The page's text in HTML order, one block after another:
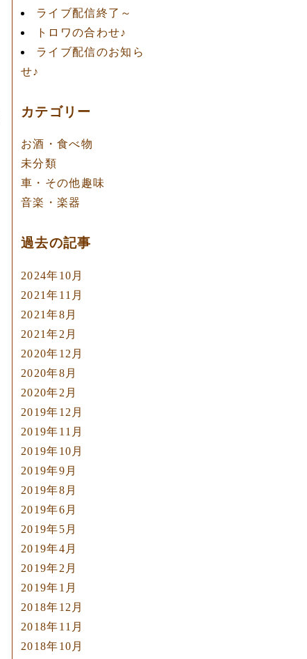
ライブ配信終了～
トロワの合わせ♪
ライブ配信のお知ら
せ♪
カテゴリー
お酒・食べ物
未分類
車・その他趣味
音楽・楽器
過去の記事
2024年10月
2021年11月
2021年8月
2021年2月
2020年12月
2020年8月
2020年2月
2019年12月
2019年11月
2019年10月
2019年9月
2019年8月
2019年6月
2019年5月
2019年4月
2019年2月
2019年1月
2018年12月
2018年11月
2018年10月